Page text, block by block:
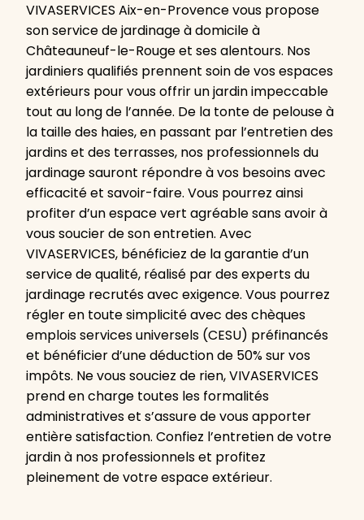
VIVASERVICES Aix-en-Provence vous propose
son service de jardinage à domicile à
Châteauneuf-le-Rouge et ses alentours. Nos
jardiniers qualifiés prennent soin de vos espaces
extérieurs pour vous offrir un jardin impeccable
tout au long de l’année. De la tonte de pelouse à
la taille des haies, en passant par l’entretien des
jardins et des terrasses, nos professionnels du
jardinage sauront répondre à vos besoins avec
efficacité et savoir-faire. Vous pourrez ainsi
profiter d’un espace vert agréable sans avoir à
vous soucier de son entretien. Avec
VIVASERVICES, bénéficiez de la garantie d’un
service de qualité, réalisé par des experts du
jardinage recrutés avec exigence. Vous pourrez
régler en toute simplicité avec des chèques
emplois services universels (CESU) préfinancés
et bénéficier d’une déduction de 50% sur vos
impôts. Ne vous souciez de rien, VIVASERVICES
prend en charge toutes les formalités
administratives et s’assure de vous apporter
entière satisfaction. Confiez l’entretien de votre
jardin à nos professionnels et profitez
pleinement de votre espace extérieur.